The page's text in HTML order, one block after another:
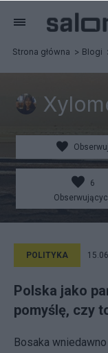
Strona główna Blogi
Obserwuj
6
POLITYKA
Polska jako
pomyślę, czy
Bosaka